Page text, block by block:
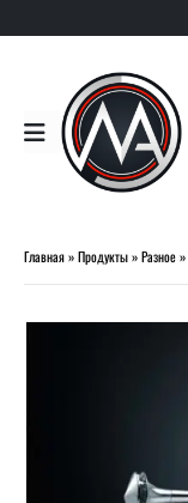
Главная»Продукты»Разное»